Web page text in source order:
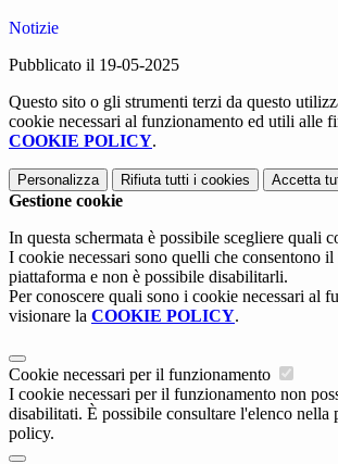
Notizie
Pubblicato il 19-05-2025
Questo sito o gli strumenti terzi da questo
cookie necessari al funzionamento ed utili alle
COOKIE POLICY.
Personalizza Rifiuta tutti i cookies Accetta
Gestione cookie
In questa schermata è possibile scegliere quali
I cookie necessari sono quelli che consentono
piattaforma e non è possibile disabilitarli.
Per conoscere quali sono i cookie necessari al
visionare la COOKIE POLICY.
Cookie necessari per il funzionamento
I cookie necessari per il funzionamento non
disabilitati. È possibile consultare l'elenco nella
policy.